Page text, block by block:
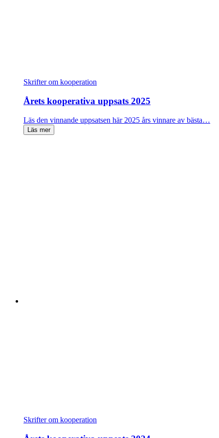
Skrifter om kooperation
Årets kooperativa uppsats 2025
Läs den vinnande uppsatsen här 2025 års vinnare av bästa…
Läs mer
Skrifter om kooperation